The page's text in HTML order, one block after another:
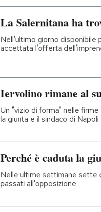
La Salernitana ha
Nell'ultimo giorno disponibile
accettata l'offerta
Iervolino rimane al
Un "vizio di forma" nelle
la giunta e il sindaco di Napoli
Perché è caduta la
Nelle ultime settimane sette
passati all'opposizione